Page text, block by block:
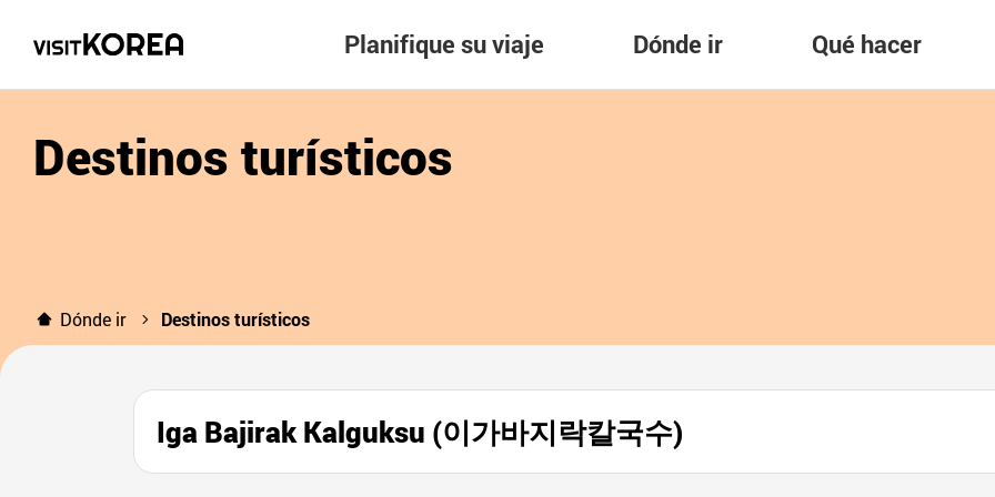
Planifique su viaje Dónde ir Qué hacer
Destinos turísticos
Dónde ir Destinos turísticos
Iga Bajirak Kalguksu (이가바지락칼국수)